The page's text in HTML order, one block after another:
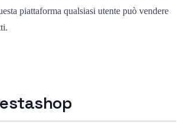
piattaforma qualsiasi utente può vendere